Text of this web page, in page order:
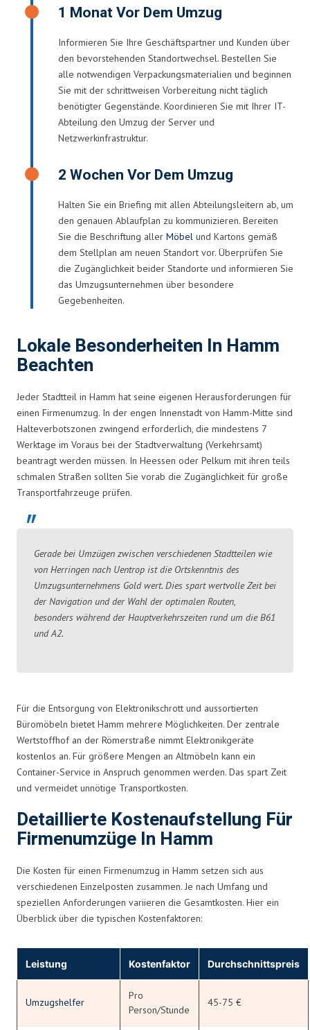
1 Monat Vor Dem Umzug
Informieren Sie Ihre Geschäftspartner und Kunden über
den bevorstehenden Standortwechsel. Bestellen Sie
alle notwendigen Verpackungsmaterialien und beginnen
Sie mit der schrittweisen Vorbereitung nicht täglich
benötigter Gegenstände. Koordinieren Sie mit Ihrer IT-
Abteilung den Umzug der Server und
Netzwerkinfrastruktur.
2 Wochen Vor Dem Umzug
Halten Sie ein Briefing mit allen Abteilungsleitern ab, um
den genauen Ablaufplan zu kommunizieren. Bereiten
Sie die Beschriftung aller Möbel und Kartons gemäß
dem Stellplan am neuen Standort vor. Überprüfen Sie
die Zugänglichkeit beider Standorte und informieren Sie
das Umzugsunternehmen über besondere
Gegebenheiten.
Lokale Besonderheiten In Hamm
Beachten
Jeder Stadtteil in Hamm hat seine eigenen Herausforderungen für
einen Firmenumzug. In der engen Innenstadt von Hamm-Mitte sind
Halteverbotszonen zwingend erforderlich, die mindestens 7
Werktage im Voraus bei der Stadtverwaltung (Verkehrsamt)
beantragt werden müssen. In Heessen oder Pelkum mit ihren teils
schmalen Straßen sollten Sie vorab die Zugänglichkeit für große
Transportfahrzeuge prüfen.
Gerade bei Umzügen zwischen verschiedenen Stadtteilen wie
von Herringen nach Uentrop ist die Ortskenntnis des
Umzugsunternehmens Gold wert. Dies spart wertvolle Zeit bei
der Navigation und der Wahl der optimalen Routen,
besonders während der Hauptverkehrszeiten rund um die B61
und A2.
Für die Entsorgung von Elektronikschrott und aussortierten
Büromöbeln bietet Hamm mehrere Möglichkeiten. Der zentrale
Wertstoffhof an der Römerstraße nimmt Elektronikgeräte
kostenlos an. Für größere Mengen an Altmöbeln kann ein
Container-Service in Anspruch genommen werden. Das spart Zeit
und vermeidet unnötige Transportkosten.
Detaillierte Kostenaufstellung Für
Firmenumzüge In Hamm
Die Kosten für einen Firmenumzug in Hamm setzen sich aus
verschiedenen Einzelposten zusammen. Je nach Umfang und
speziellen Anforderungen variieren die Gesamtkosten. Hier ein
Überblick über die typischen Kostenfaktoren:
Leistung Kostenfaktor Durchschnittspreis
Umzugshelfer
Pro
Person/Stunde
45-75 €